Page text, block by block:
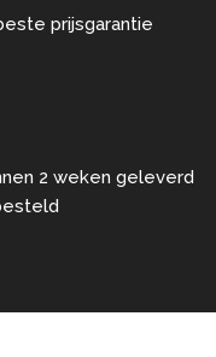
prijsgarantie
2 weken geleverd